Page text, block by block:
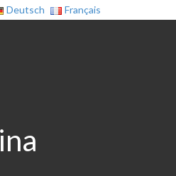
Deutsch Français